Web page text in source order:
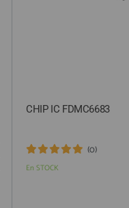
CHIP IC FDMC6683
En STOCK
(0)